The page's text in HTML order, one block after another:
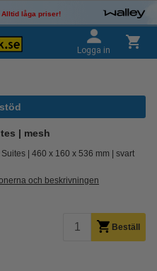
Alltid låga priser!
Logga in
| mesh
Suites 460 x 160 x 536 mm svart
och beskrivningen
Beställ